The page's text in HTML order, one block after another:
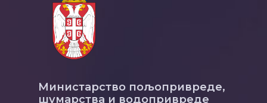
Министарство пољопривреде,
шумарства и водопривреде